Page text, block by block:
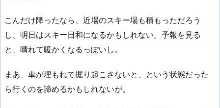
こんだけ降ったなら、近場のスキー場も積もっただろう
し、明日はスキー日和になるかもしれない。予報を見る
と、晴れて暖かくなるっぽいし。
まあ、車が埋もれて掘り起こさないと、という状態だった
ら行くのを諦めるかもしれないが。